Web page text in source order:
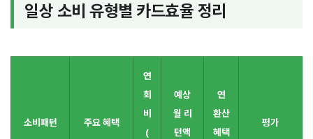
일상 소비 유형별 카드효율 정리
소비패턴 주요 혜택
연
회
비
(
예상
월 리
턴액
연
환산
혜택
평가